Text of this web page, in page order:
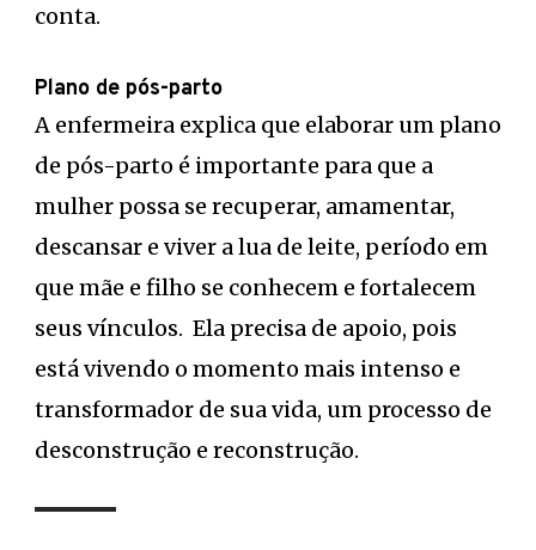
conta.
Plano de pós-parto
A enfermeira explica que elaborar um plano
de pós-parto é importante para que a
mulher possa se recuperar, amamentar,
descansar e viver a lua de leite, período em
que mãe e filho se conhecem e fortalecem
seus vínculos. Ela precisa de apoio, pois
está vivendo o momento mais intenso e
transformador de sua vida, um processo de
desconstrução e reconstrução.